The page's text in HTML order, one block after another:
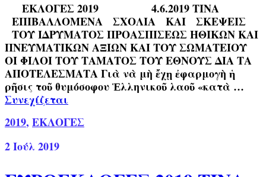
ΕΚΛΟΓΕΣ 2019 4.6.2019 ΤΙΝΑ
ΕΠΙΒΑΛΛΟΜΕΝΑ ΣΧΟΛΙΑ ΚΑΙ ΣΚΕΨΕΙΣ
ΤΟΥ ΙΔΡΥΜΑΤΟΣ ΠΡΟΑΣΠΙΣΕΩΣ ΗΘΙΚΩΝ ΚΑΙ
ΠΝΕΥΜΑΤΙΚΩΝ ΑΞΙΩΝ ΚΑΙ ΤΟΥ ΣΩΜΑΤΕΙΟΥ
ΟΙ ΦΙΛΟΙ ΤΟΥ ΤΑΜΑΤΟΣ ΤΟΥ ΕΘΝΟΥΣ ΔΙΑ ΤΑ
ΑΠΟΤΕΛΕΣΜΑΤΑ Γιὰ νὰ μὴ ἔχῃ ἐφαρμογὴ ἡ
ρῆσις τοῦ θυμόσοφου Ἑλληνικοῦ λαοῦ «κατὰ …
Συνεχίζεται
2019, ΕΚΛΟΓΕΣ
2Ιούλ 2019